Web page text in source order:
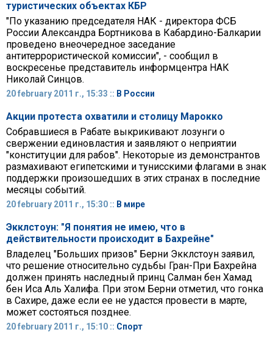
туристических объектах КБР
"По указанию председателя НАК - директора ФСБ
России Александра Бортникова в Кабардино-Балкарии
проведено внеочередное заседание
антитеррористической комиссии", - сообщил в
воскресенье представитель информцентра НАК
Николай Синцов.
20 february 2011 г., 15:33 :: В России
Акции протеста охватили и столицу Марокко
Собравшиеся в Рабате выкрикивают лозунги о
свержении единовластия и заявляют о неприятии
"конституции для рабов". Некоторые из демонстрантов
размахивают египетскими и тунисскими флагами в знак
поддержки произошедших в этих странах в последние
месяцы событий.
20 february 2011 г., 15:30 :: В мире
Экклстоун: "Я понятия не имею, что в
действительности происходит в Бахрейне"
Владелец "Больших призов" Берни Экклстоун заявил,
что решение относительно судьбы Гран-При Бахрейна
должен принять наследный принц Салман бен Хамад
бен Иса Аль Халифа. При этом Берни отметил, что гонка
в Сахире, даже если ее не удастся провести в марте,
может состояться позднее.
20 february 2011 г., 15:10 :: Спорт